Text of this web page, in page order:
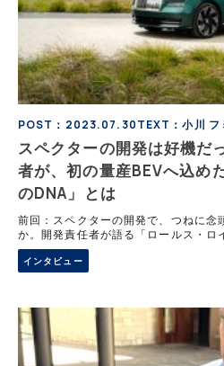
POST：2023.07.30TEXT：小川 フ
スペクターの開発は好機だ
者が、初の量産BEVへ込め
のDNA」とは
前回：スペクターの開発で、つねに念
か。開発責任者が語る「ロールス・ロ
開発は、これまでと正反対のアプロー
ー・ミヒア・アヨウビ氏。それはBEVに
インタビュー